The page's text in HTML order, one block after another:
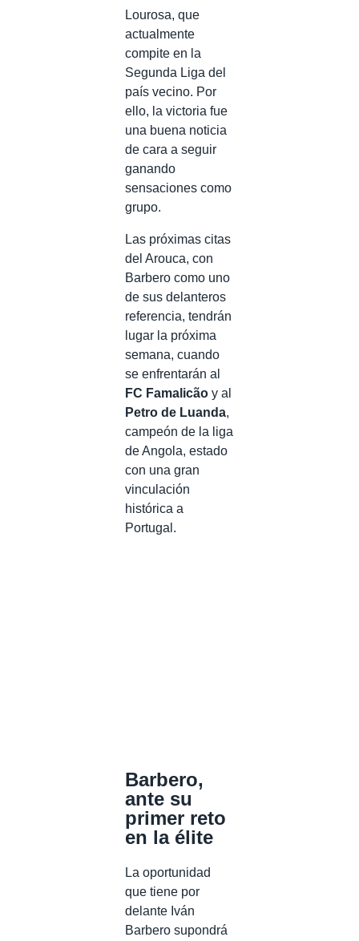
Lourosa, que
actualmente
compite en la
Segunda Liga del
país vecino. Por
ello, la victoria fue
una buena noticia
de cara a seguir
ganando
sensaciones como
grupo.
Las próximas citas
del Arouca, con
Barbero como uno
de sus delanteros
referencia, tendrán
lugar la próxima
semana, cuando
se enfrentarán al
FC Famalicão y al
Petro de Luanda,
campeón de la liga
de Angola, estado
con una gran
vinculación
histórica a
Portugal.
Barbero,
ante su
primer reto
en la élite
La oportunidad
que tiene por
delante Iván
Barbero supondrá